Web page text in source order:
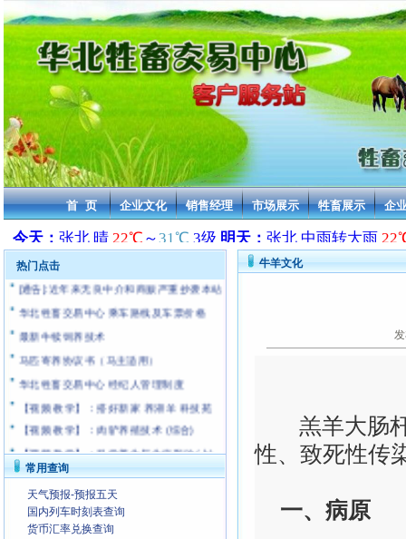
首 页 企业文化 销售经理 市场展示 牲畜展示 企
热门点击
2013年活牛交易价格 华北牲畜交易中心
2013年活驴交易价格 华北牲畜交易中心
2013年活马交易价格 华北牲畜交易中心
2013年骆驼交易价格 华北牲畜交易中心
2013年骡子交易价格 华北牲畜交易中心
2013年活羊交易价格 华北牲畜交易中心
[通告]:近年来无良中介和商贩严重抄袭本站
【视频 教学】：肉驴养殖技术 (综合)
【视频 教学】：科学养牛与牛病防治(上)
【视频 教学】：马的科学饲养技术
【视频 教学】：硕士养羊有学问；子姜地
下有玄机
常用查询
天气预报-预报五天
国内列车时刻表查询
货币汇率兑换查询
牛羊文化
羔羊大肠
性、致死性传
一、病原